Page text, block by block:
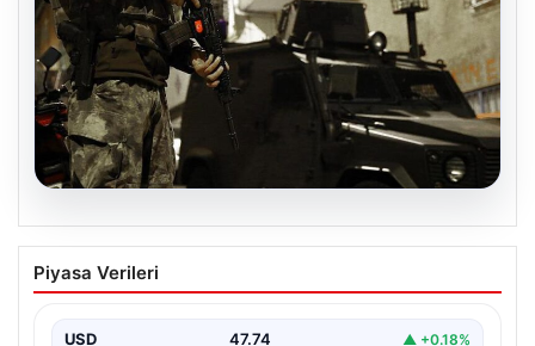
07.08.2026
Terör Örgütü DAEŞ’e Karşı Geniş
Kapsamlı Operasyonlar
gerçekleştirilen önemli operasyonlar sonucunda, DAEŞ
Piyasa Verileri
USD 47.74 ▲ +0.18%